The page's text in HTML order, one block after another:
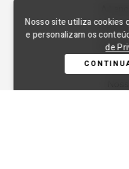
Nosso site utiliza cookies
e personalizam os
de